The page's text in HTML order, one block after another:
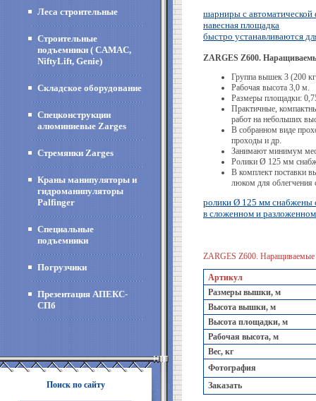
Леса строительные
Строительные
подъемники ( CAMAC,
NiftyLift, Genie)
Складское оборудование
Спецконструкции
алюминиевые Zarges
Стремянки Zarges
Краны манипуляторы и
гидроманипуляторы
Palfinger
Специальные
подъемники
Погрузчики
Презентация АПЕКС-
СПб
Поиск по сайту
шарниры с автоматической
навесная площадка
быстро устанавливаются
ZARGES Z600.
Группа вышек 3 (200
Рабочая высота 3,0 м.
Размеры площадки:
Практичные,
работ на небольших
В собранном виде
проходы и др.
Занимают минимум
Ролики Ø 125 мм
В комплект поставки
люком для облегчения
ролики Ø 125 мм снабжены
в сложенном и
ZARGES Z600.
Артикул
Размеры вышки, м
Высота вышки, м
Высота площадки, м
Рабочая высота, м
Вес, кг
Фотография
Заказать